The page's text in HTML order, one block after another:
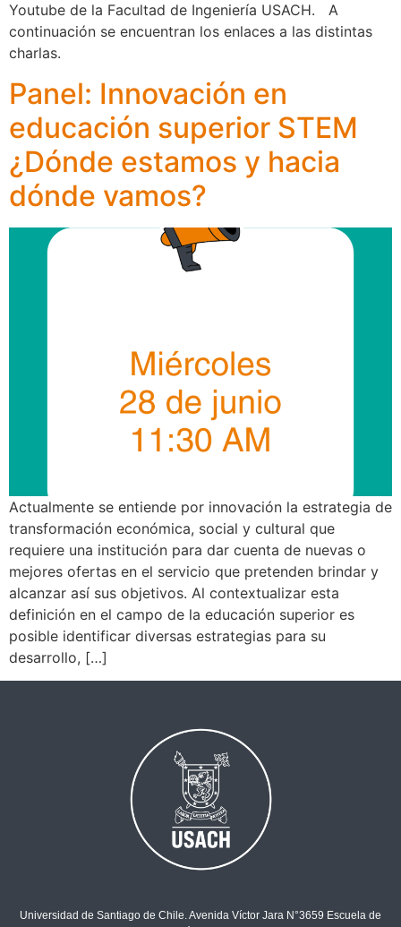
Youtube de la Facultad de Ingeniería USACH. A
continuación se encuentran los enlaces a las distintas
charlas.
Panel: Innovación en
educación superior STEM
¿Dónde estamos y hacia
dónde vamos?
Actualmente se entiende por innovación la estrategia de
transformación económica, social y cultural que
requiere una institución para dar cuenta de nuevas o
mejores ofertas en el servicio que pretenden brindar y
alcanzar así sus objetivos. Al contextualizar esta
definición en el campo de la educación superior es
posible identificar diversas estrategias para su
desarrollo, […]
Universidad de Santiago de Chile. Avenida Víctor Jara N°3659 Escuela de